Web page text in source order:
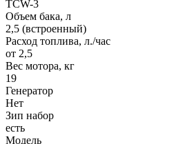
TCW-3
Объем бака, л
2,5 (встроенный)
Расход топлива, л./час
от 2,5
Вес мотора, кг
19
Генератор
Нет
Зип набор
есть
Модель